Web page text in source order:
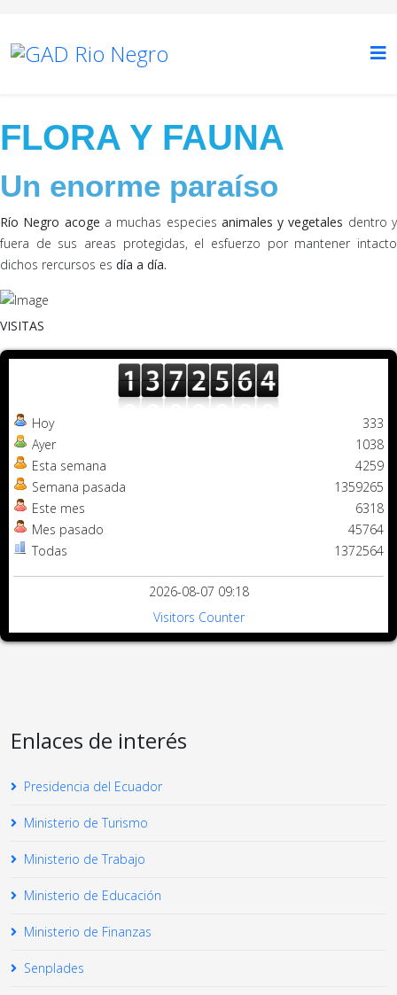
FLORA Y FAUNA
Un enorme paraíso
Río Negro acoge a muchas especies animales y vegetales dentro y
fuera de sus areas protegidas, el esfuerzo por mantener intacto
dichos rercursos es día a día.
VISITAS
Hoy
Ayer
Esta semana
Semana pasada
Este mes
Mes pasado
Todas
333
1038
4259
1359265
6318
45764
1372564
2026-08-07 09:18
Visitors Counter
Enlaces de interés
Presidencia del Ecuador
Ministerio de Turismo
Ministerio de Trabajo
Ministerio de Educación
Ministerio de Finanzas
Senplades